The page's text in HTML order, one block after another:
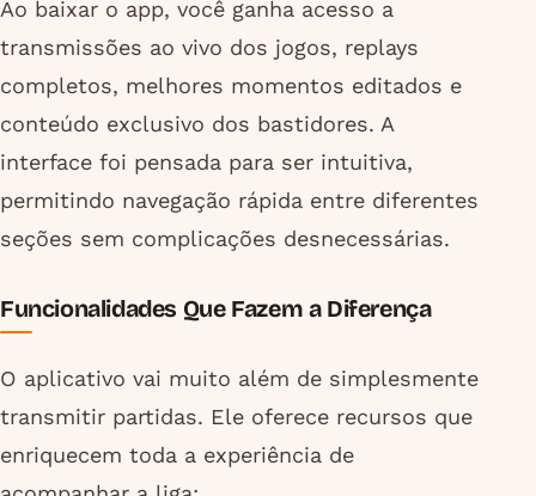
Ao baixar o app, você ganha acesso a
transmissões ao vivo dos jogos, replays
completos, melhores momentos editados e
conteúdo exclusivo dos bastidores. A
interface foi pensada para ser intuitiva,
permitindo navegação rápida entre diferentes
seções sem complicações desnecessárias.
Funcionalidades Que Fazem a Diferença
O aplicativo vai muito além de simplesmente
transmitir partidas. Ele oferece recursos que
enriquecem toda a experiência de